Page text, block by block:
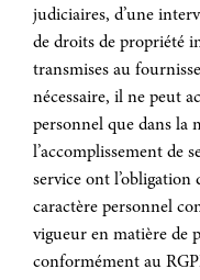
judiciaires, d’une
de droits de propriété
transmises au
nécessaire, il ne peut
personnel que dans la
l’accomplissement de
service ont l’obligation
caractère personnel
vigueur en matière de
conformément au